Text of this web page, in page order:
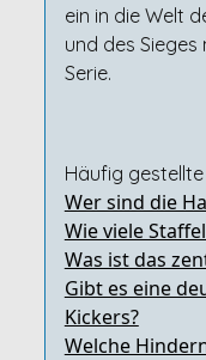
ein in die Welt
und des
Serie.
Häufig gestellte
Wer sind die
Wie viele
Was ist das
Gibt es eine
Kickers?
Welche